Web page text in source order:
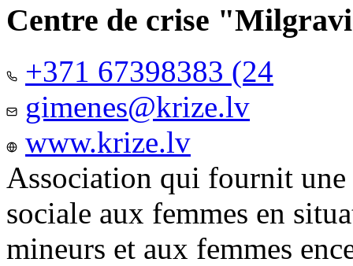
Centre de crise
+371 67398383 (24
gimenes@krize.lv
www.krize.lv
Association qui fournit une
sociale aux femmes en
mineurs et aux femmes